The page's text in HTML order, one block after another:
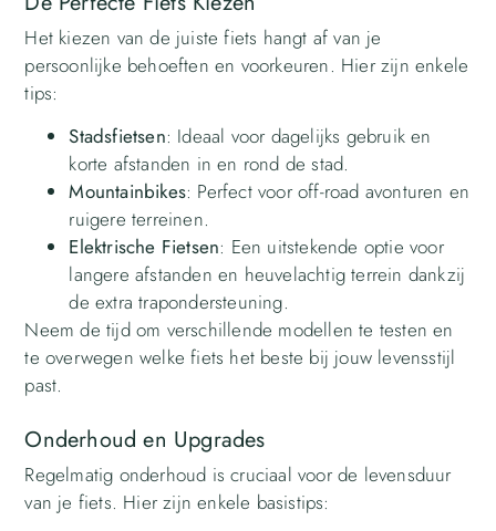
Het kiezen van de juiste fiets hangt af van je
persoonlijke behoeften en voorkeuren. Hier zijn enkele
tips:
Stadsfietsen: Ideaal voor dagelijks gebruik en
korte afstanden in en rond de stad.
Mountainbikes: Perfect voor off-road avonturen en
ruigere terreinen.
Elektrische Fietsen: Een uitstekende optie voor
langere afstanden en heuvelachtig terrein dankzij
de extra trapondersteuning.
Neem de tijd om verschillende modellen te testen en
te overwegen welke fiets het beste bij jouw levensstijl
past.
Onderhoud en Upgrades
Regelmatig onderhoud is cruciaal voor de levensduur
van je fiets. Hier zijn enkele basistips: